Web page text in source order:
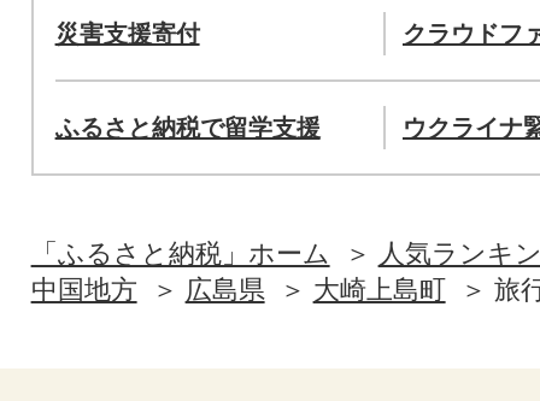
災害支援寄付 クラウドフ
ふるさと納税で留学支援 ウクライナ
「ふるさと納税」ホーム
人気ランキ
中国地方
広島県 大崎上島町 旅